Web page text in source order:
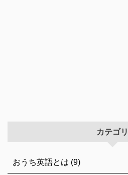
カテゴリ
おうち英語とは (9)